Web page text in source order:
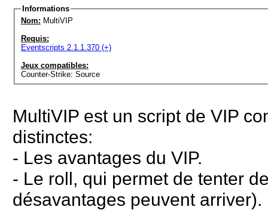
Informations
Nom: MultiVIP
Requis:
Eventscripts 2.1.1.370 (+)
Jeux compatibles:
Counter-Strike: Source
MultiVIP est un script de VIP
distinctes:
- Les avantages du VIP.
- Le roll, qui permet de tenter
désavantages peuvent arriver).